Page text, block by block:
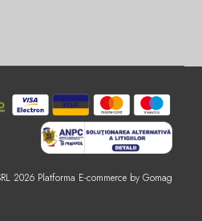
2026 Platforma E-commerce by Gomag